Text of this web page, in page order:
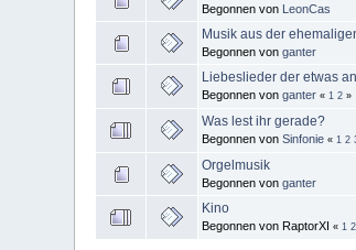
Begonnen von LeonCas
Musik aus der
Begonnen vonganter
Liebeslieder der etwas
Begonnen vonganter « 1 2 »
Was lest ihr gerade?
Begonnen vonSinfonie « 1 2
Orgelmusik
Begonnen vonganter
Kino
Begonnen von RaptorXI« 1 2